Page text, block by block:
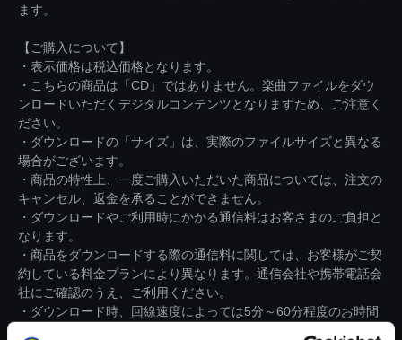
ます。
【ご購入について】
・表示価格は税込価格となります。
・こちらの商品は「CD」ではありません。楽曲ファイルをダウ
ンロードいただくデジタルコンテンツとなりますため、ご注意く
ださい。
・ダウンロードの「サイズ」は、実際のファイルサイズと異なる
場合がございます。
・商品の特性上、一度ご購入いただいた商品については、注文の
キャンセル、返金を承ることができません。
・ダウンロードやご利用時にかかる通信料はお客さまのご負担と
なります。
・商品をダウンロードする際の通信料に関しては、お客様がご契
約している料金プランにより異なります。通信会社や携帯電話会
社にご確認のうえ、ご利用ください。
・ダウンロード時、回線速度によっては5分～60分程度のお時間